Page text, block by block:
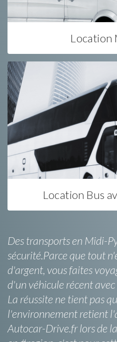
Location
Location Bus
Des transports en Midi-
sécurité.Parce que tout
d'argent, vous faites
d'un véhicule récent
La réussite ne tient pas
l'environnement retient
Autocar-Drive.fr lors de